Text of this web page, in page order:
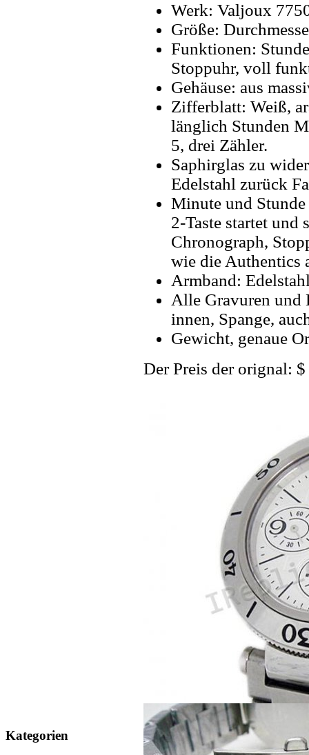
Kategorien
Werk: Valjoux
Größe:
Funktionen:
Stoppuhr, voll
Gehäuse: aus
Zifferblatt: Weiß,
länglich Stunden
5, drei Zähler.
Saphirglas zu
Edelstahl zurück
Minute und
2-Taste startet
Chronograph,
wie die Authentics
Armband:
Alle Gravuren und
innen, Spange,
Gewicht, genaue
Der Preis der orignal: